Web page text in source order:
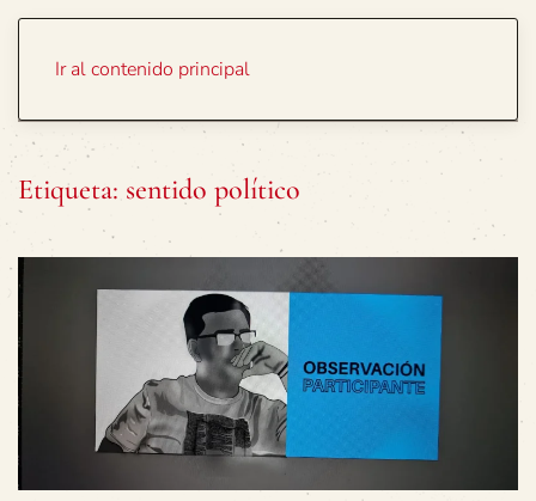
Ir al contenido principal
Etiqueta: sentido político